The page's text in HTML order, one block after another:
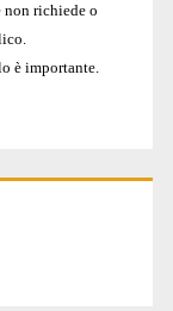
richiede o
è importante.